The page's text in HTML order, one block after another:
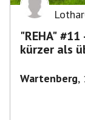
"REHA"
kürzer als
Wartenberg,